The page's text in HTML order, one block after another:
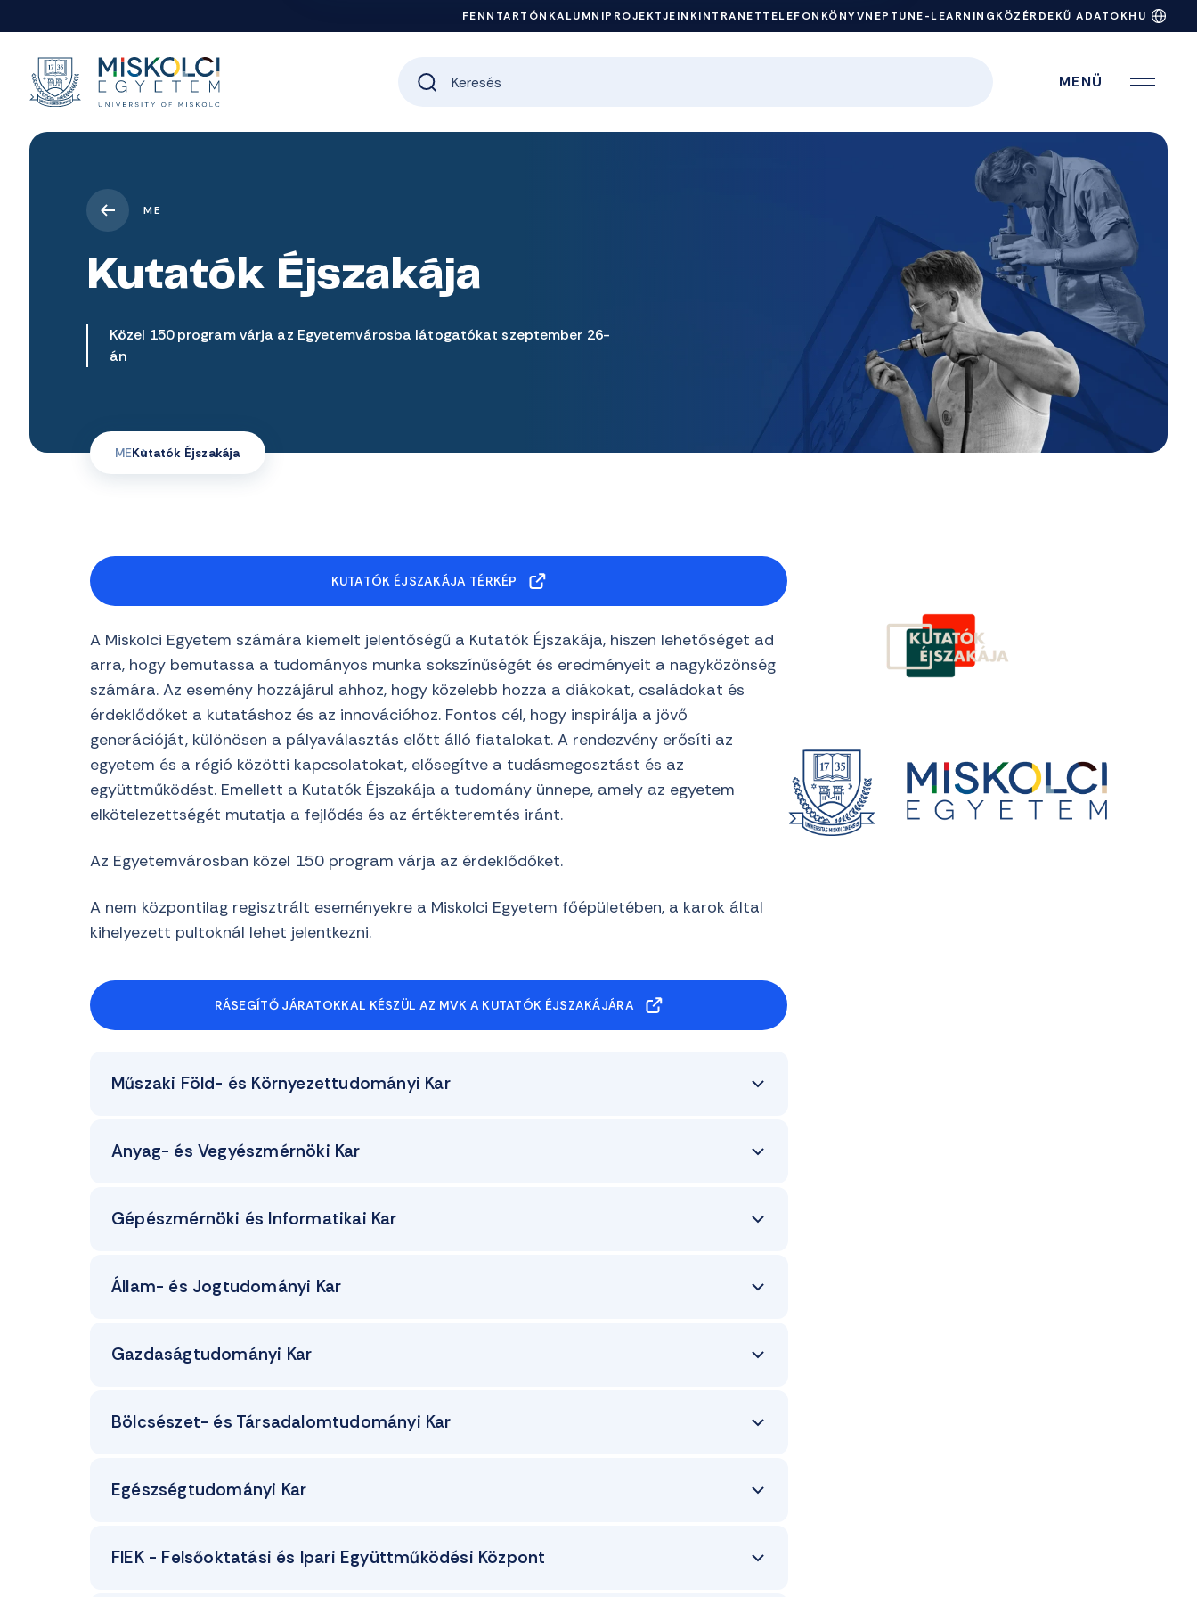
FENNTARTÓNKALUMNIPROJEKTJEINKINTRANETTELEFONKÖNYVNEPTUNE-LEARNINGKÖZÉRDEKŰ ADATOKHU
MENÜ
ME
Kutatók Éjszakája
Közel 150 program várja az Egyetemvárosba látogatókat szeptember 26-
án
MEKutatók Éjszakája
KUTATÓK ÉJSZAKÁJA TÉRKÉP
A Miskolci Egyetem számára kiemelt jelentőségű a Kutatók Éjszakája, hiszen lehetőséget ad
arra, hogy bemutassa a tudományos munka sokszínűségét és eredményeit a nagyközönség
számára. Az esemény hozzájárul ahhoz, hogy közelebb hozza a diákokat, családokat és
érdeklődőket a kutatáshoz és az innovációhoz. Fontos cél, hogy inspirálja a jövő
generációját, különösen a pályaválasztás előtt álló fiatalokat. A rendezvény erősíti az
egyetem és a régió közötti kapcsolatokat, elősegítve a tudásmegosztást és az
együttműködést. Emellett a Kutatók Éjszakája a tudomány ünnepe, amely az egyetem
elkötelezettségét mutatja a fejlődés és az értékteremtés iránt.
Az Egyetemvárosban közel 150 program várja az érdeklődőket.
A nem központilag regisztrált eseményekre a Miskolci Egyetem főépületében, a karok által
kihelyezett pultoknál lehet jelentkezni.
RÁSEGÍTŐ JÁRATOKKAL KÉSZÜL AZ MVK A KUTATÓK ÉJSZAKÁJÁRA
Műszaki Föld- és Környezettudományi Kar
Anyag- és Vegyészmérnöki Kar
Gépészmérnöki és Informatikai Kar
Állam- és Jogtudományi Kar
Gazdaságtudományi Kar
Bölcsészet- és Társadalomtudományi Kar
Egészségtudományi Kar
FIEK - Felsőoktatási és Ipari Együttműködési Központ